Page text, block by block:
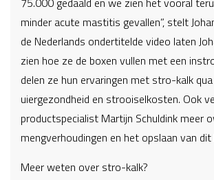
minder acute mastitis gevallen”, stelt
de Nederlands ondertitelde video laten
zien hoe ze de boxen vullen met een
delen ze hun ervaringen met stro-kalk
uiergezondheid en strooiselkosten. Ook
productspecialist Martijn Schuldink meer
mengverhoudingen en het opslaan van
Meer weten over stro-kalk?